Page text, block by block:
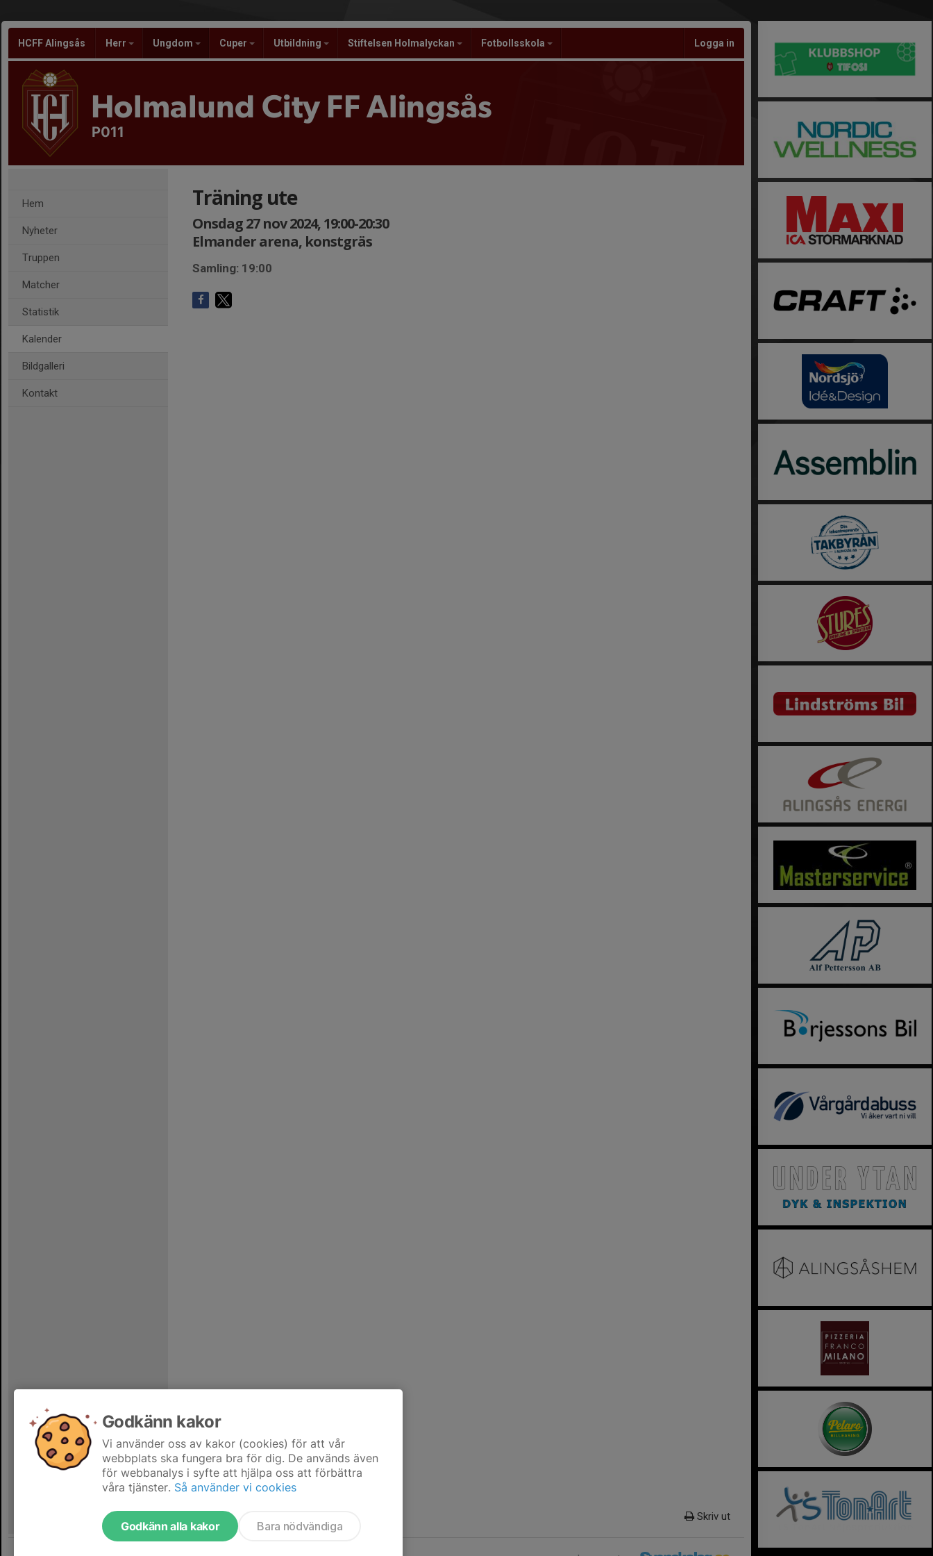
HCFF Alingsås Herr Ungdom Cuper Utbildning Stiftelsen Holmalyckan Fotbollsskola Logga in
Holmalund City FF Alingsås
P011
Hem
Nyheter
Truppen
Matcher
Statistik
Kalender
Bildgalleri
Kontakt
Träning ute
Onsdag 27 nov 2024, 19:00-20:30
Elmander arena, konstgräs
Samling: 19:00
Skriv ut
Godkänn kakor
Vi använder oss av kakor (cookies) för att vår
webbplats ska fungera bra för dig. De används även
för webbanalys i syfte att hjälpa oss att förbättra
våra tjänster. Så använder vi cookies
Godkänn alla kakor Bara nödvändiga